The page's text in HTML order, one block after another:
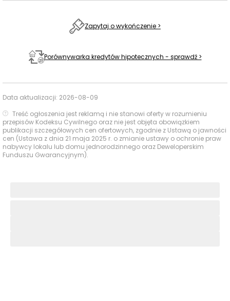
Nowoczesne rozwiązania technologiczne i
komfortowe przestrzenie– każdy apartament w
Management System, który pozwala na zdalne
energia. Pakiet antysmogowy w standardzie zapewnia
czyste powietrze wewnątrz apartamentów, wolne od
pyłów, zanieczyszczeń i alergenów.
Inwestycja wyróżnia sięwysokim standardem
wykończenia części wspólnych, z klatkami
schodowymi i korytarzami wykończonymi trwałymi
Zapytaj o wykończenie >
Porównywarka kredytów hipotecznych - sprawdź >
Data aktualizacji: 2026-08-09
Treść ogłoszenia jest reklamą i nie stanowi oferty w rozumieniu
przepisów Kodeksu Cywilnego oraz nie jest objęta obowiązkiem
publikacji szczegółowych cen ofertowych, zgodnie z Ustawą o jawności
cen (Ustawa z dnia 21 maja 2025 r. o zmianie ustawy o ochronie praw
nabywcy lokalu lub domu jednorodzinnego oraz Deweloperskim
Funduszu Gwarancyjnym).